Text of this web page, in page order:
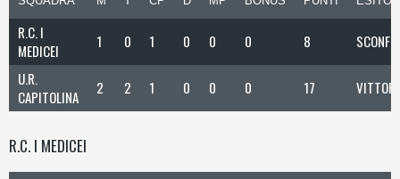
R.C. I
MEDICEI
1 0 1 0 0 0 8
U.R.
CAPITOLINA
2 2 1 0 0 0 17
R.C. I MEDICEI